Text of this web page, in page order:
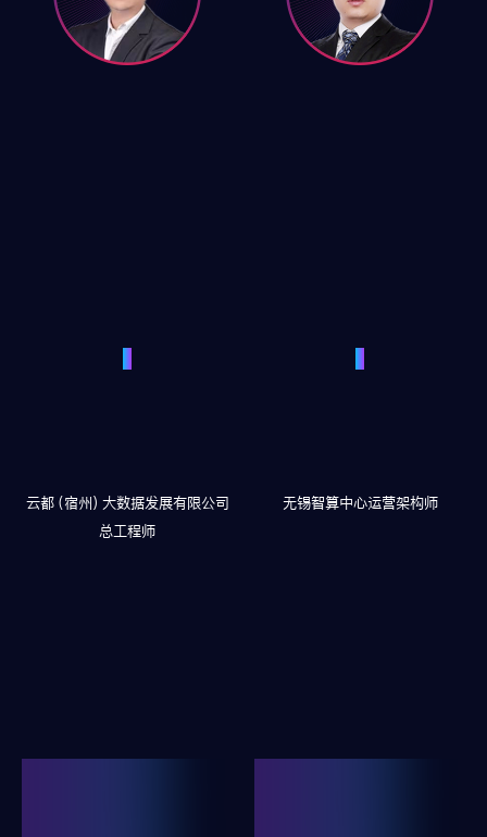
云都（宿州）大数据发展有限公司
总工程师
无锡智算中心运营架构师